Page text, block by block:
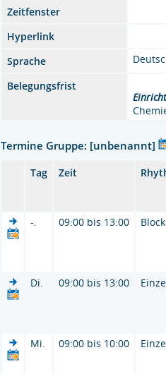
Zeitfenster
Hyperlink
Sprache
Belegungsfrist
Termine Gruppe: [unbenannt]
Tag Zeit
-. 09:00 bis 13:00 Block
Di. 09:00 bis 13:00
Mi. 09:00 bis 10:00